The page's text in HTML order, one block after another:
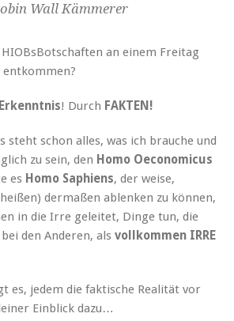
Wall Kämmerer
an einem Freitag
entkommen?
Erkenntnis! Durch FAKTEN!
steht schon alles, was ich brauche und
zu sein, den Homo Oeconomicus
es Homo Saphiens, der weise,
dermaßen ablenken zu können,
in die Irre geleitet, Dinge tun, die
den Anderen, als vollkommen IRRE
es, jedem die faktische Realität vor
Einblick dazu…